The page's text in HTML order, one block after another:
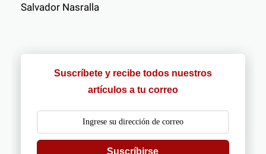
Salvador Nasralla
Suscríbete y recibe todos nuestros
artículos a tu correo
Suscríbirse